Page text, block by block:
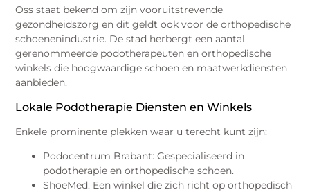
Oss staat bekend om zijn vooruitstrevende
gezondheidszorg en dit geldt ook voor de orthopedische
schoenenindustrie. De stad herbergt een aantal
gerenommeerde podotherapeuten en orthopedische
winkels die hoogwaardige schoen en maatwerkdiensten
aanbieden.
Lokale Podotherapie Diensten en Winkels
Enkele prominente plekken waar u terecht kunt zijn:
Podocentrum Brabant: Gespecialiseerd in
podotherapie en orthopedische schoen.
ShoeMed: Een winkel die zich richt op orthopedisch